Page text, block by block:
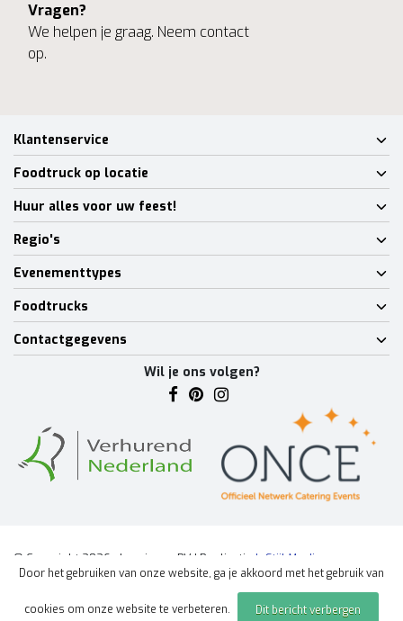
Vragen?
We helpen je graag. Neem contact
op.
Klantenservice
Foodtruck op locatie
Huur alles voor uw feest!
Regio's
Evenementtypes
Foodtrucks
Contactgegevens
Wil je ons volgen?
© Copyright 2026 - Lumineux BV | Realisatie
InStijl Media
Algemene voorwaarden|Disclaimer|Privacy Policy|Sitemap |
Door het gebruiken van onze website, ga je akkoord met het gebruik van
cookies om onze website te verbeteren. Dit bericht verbergen